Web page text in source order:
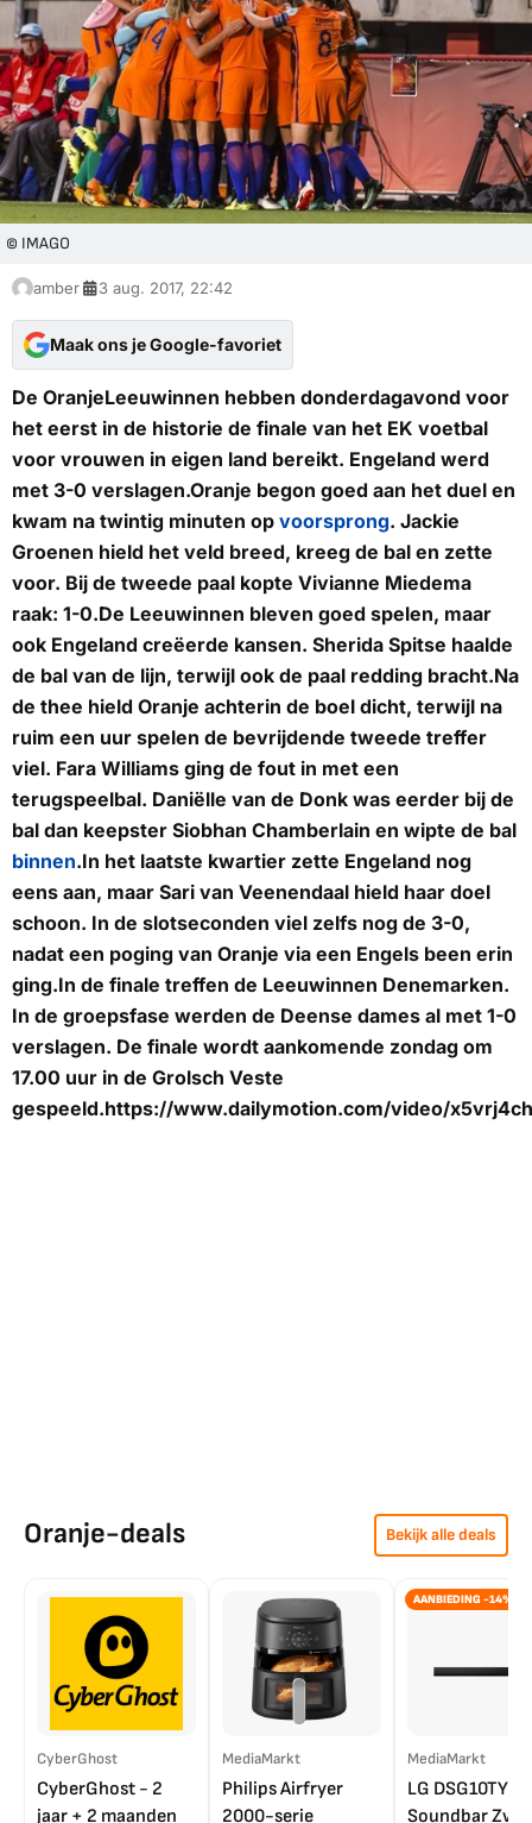
© IMAGO
amber 3 aug. 2017, 22:42
Maak ons je Google-favoriet
De OranjeLeeuwinnen hebben donderdagavond voor
het eerst in de historie de finale van het EK voetbal
voor vrouwen in eigen land bereikt. Engeland werd
met 3-0 verslagen.Oranje begon goed aan het duel en
kwam na twintig minuten op voorsprong. Jackie
Groenen hield het veld breed, kreeg de bal en zette
voor. Bij de tweede paal kopte Vivianne Miedema
raak: 1-0.De Leeuwinnen bleven goed spelen, maar
ook Engeland creëerde kansen. Sherida Spitse haalde
de bal van de lijn, terwijl ook de paal redding bracht.Na
de thee hield Oranje achterin de boel dicht, terwijl na
ruim een uur spelen de bevrijdende tweede treffer
viel. Fara Williams ging de fout in met een
terugspeelbal. Daniëlle van de Donk was eerder bij de
bal dan keepster Siobhan Chamberlain en wipte de bal
binnen.In het laatste kwartier zette Engeland nog
eens aan, maar Sari van Veenendaal hield haar doel
schoon. In de slotseconden viel zelfs nog de 3-0,
nadat een poging van Oranje via een Engels been erin
ging.In de finale treffen de Leeuwinnen Denemarken.
In de groepsfase werden de Deense dames al met 1-0
verslagen. De finale wordt aankomende zondag om
17.00 uur in de Grolsch Veste
gespeeld.https://www.dailymotion.com/video/
Oranje-deals Bekijk alle deals
CyberGhost
CyberGhost - 2
jaar + 2 maanden
MediaMarkt
Philips Airfryer
2000-serie
AANBIEDING -14%
MediaMarkt
LG DSG10TY
Soundbar